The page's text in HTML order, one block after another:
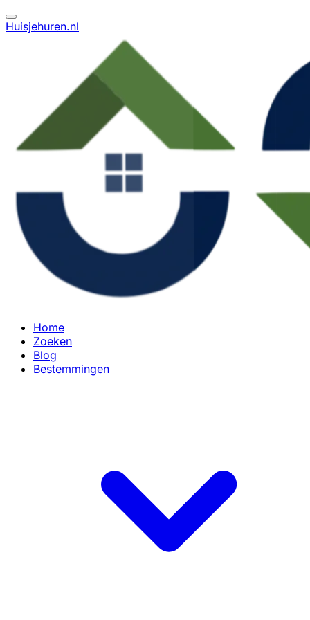
Huisjehuren.nl
Home
Zoeken
Blog
Bestemmingen